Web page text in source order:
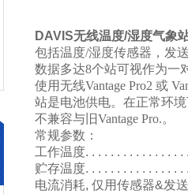
DAVIS无线温度/湿度气象
包括温度/湿度传感器，发
数据多达8个站可视作为一
使用无线Vantage Pro2 或
站是电池供电。在正常环
不兼容与旧Vantage Pro.。
常规参数：
工作温度. . . . . . . . . . . . . . .
贮存温度. . . . . . . . . . . . . . .
电流消耗, 仅用传感器&发